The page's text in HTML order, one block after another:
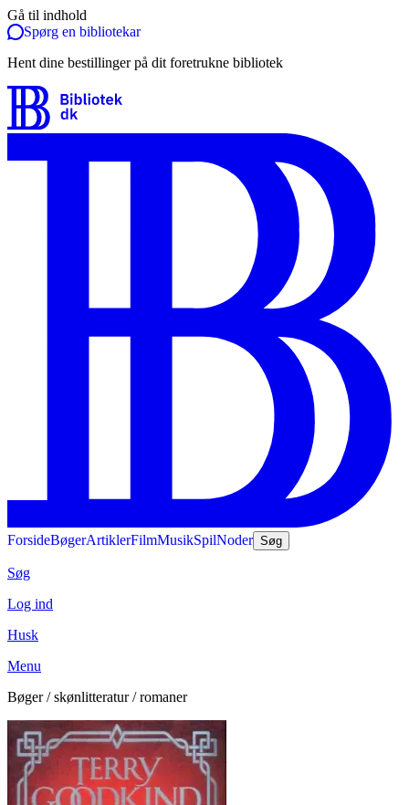
Gå til indhold
Spørg en bibliotekar
Hent dine bestillinger på dit foretrukne bibliotek
ForsideBøgerArtiklerFilmMusikSpilNoder Søg
Søg
Log ind
Husk
Menu
Bøger / skønlitteratur / romaner